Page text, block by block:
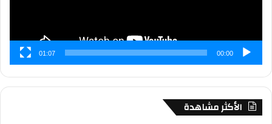
00:00
01:07
الأكثر مشاهدة